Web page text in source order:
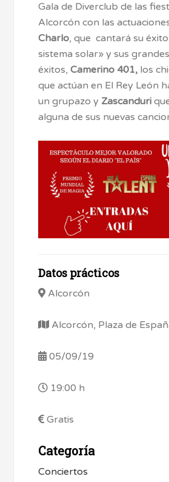
Gala de Diverclub de las
Alcorcón con las
Charlo, que cantará su
sistema solar» y sus grandes
éxitos,Camerino 401, los
que actúan en El Rey León
un grupazo y Zascanduri
alguna de sus nuevas
Datos prácticos
Alcorcón
Alcorcón, Plaza de
05/09/19
19:00 h
Gratis
Categoría
Conciertos